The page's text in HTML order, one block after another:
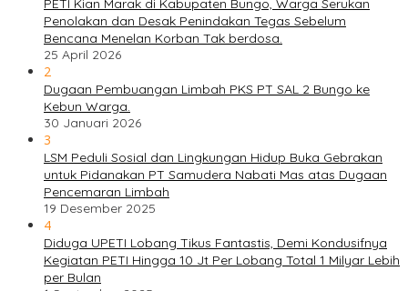
PETI Kian Marak di Kabupaten Bungo, Warga Serukan
Penolakan dan Desak Penindakan Tegas Sebelum
Bencana Menelan Korban Tak berdosa.
25 April 2026
2
Dugaan Pembuangan Limbah PKS PT SAL 2 Bungo ke
Kebun Warga.
30 Januari 2026
3
LSM Peduli Sosial dan Lingkungan Hidup Buka Gebrakan
untuk Pidanakan PT Samudera Nabati Mas atas Dugaan
Pencemaran Limbah
19 Desember 2025
4
Diduga UPETI Lobang Tikus Fantastis, Demi Kondusifnya
Kegiatan PETI Hingga 10 Jt Per Lobang Total 1 Milyar Lebih
per Bulan